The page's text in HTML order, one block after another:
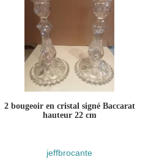
2 bougeoir en cristal signé Baccarat
hauteur 22 cm
jeffbrocante